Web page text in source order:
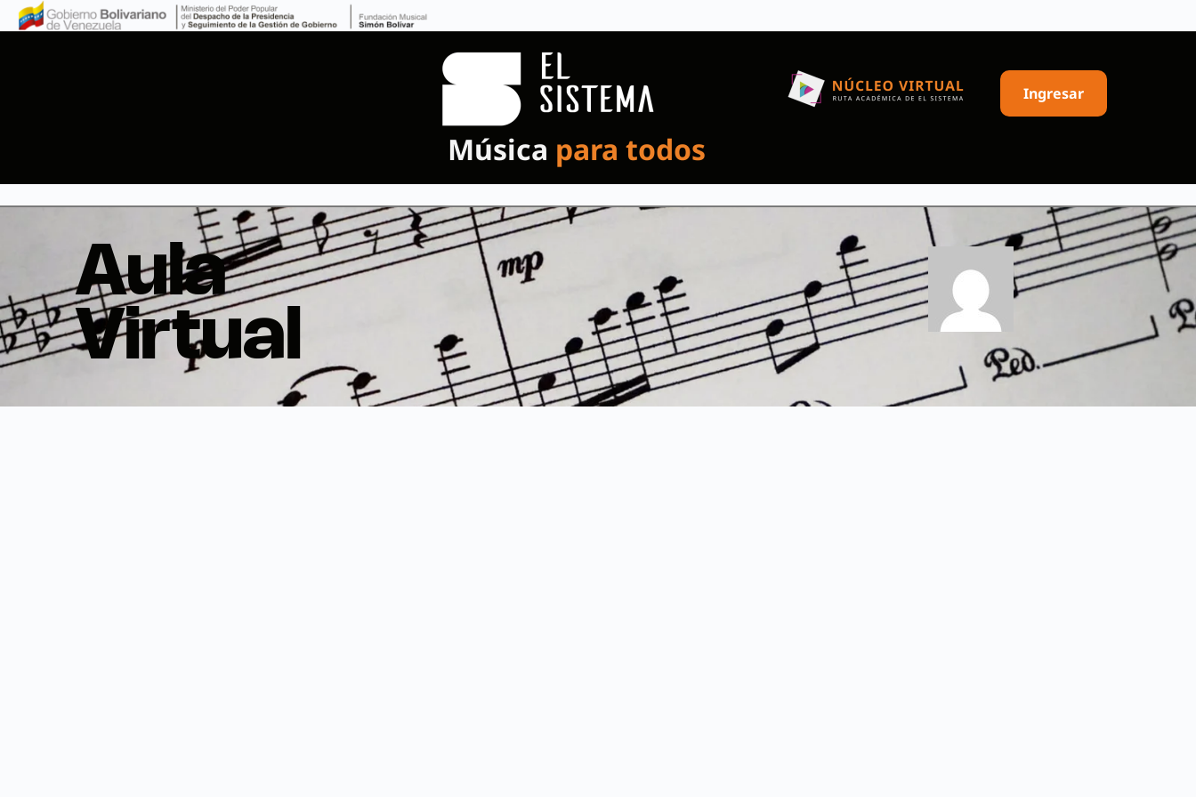
Ingresar
Música para todos
Aula Virtual
Aula
Virtual